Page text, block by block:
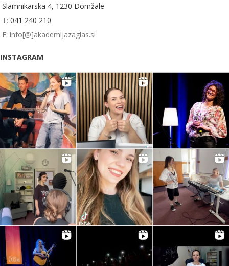
Slamnikarska 4, 1230 Domžale
T: 041 240 210
E: info[@]akademijazaglas.si
INSTAGRAM